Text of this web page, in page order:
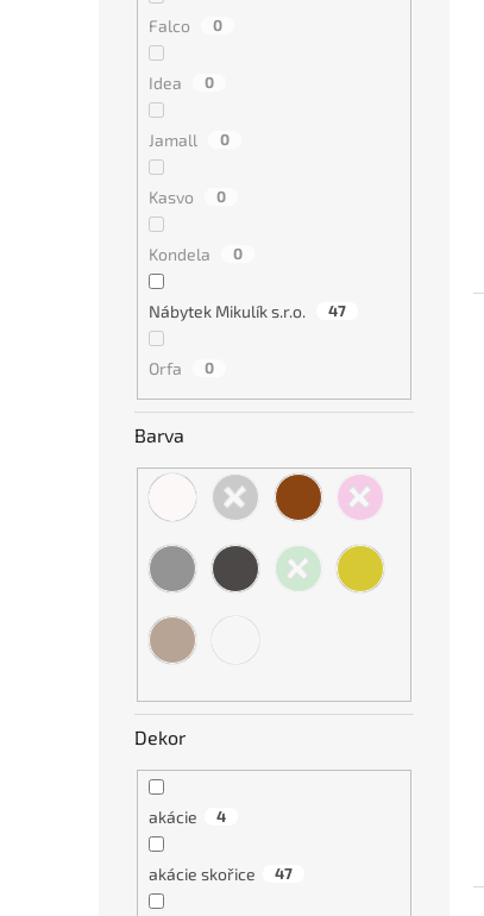
Falco 0
Idea 0
Jamall 0
Kasvo 0
Kondela 0
Nábytek Mikulík s.r.o. 47
Orfa 0
Barva
Dekor
akácie 4
akácie skořice 47